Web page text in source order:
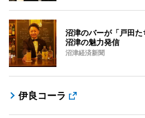
沼津のバーが「戸田
沼津の魅力発信
沼津経済新聞
伊良コーラ